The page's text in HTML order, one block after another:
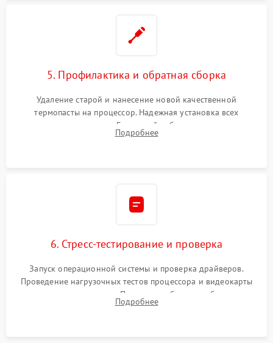
5. Профилактика и обратная сборка
Удаление старой и нанесение новой качественной
термопасты на процессор. Надежная установка всех
комплектующих в слоты. Грамотный кабель-менеджмент для
обеспечения правильной циркуляции воздуха внутри
Подробнее
6. Стресс-тестирование и проверка
Запуск операционной системы и проверка драйверов.
Проведение нагрузочных тестов процессора и видеокарты
для контроля температур. Проверка работоспособности всех
USB-портов, аудиовыходов и сетевого подключения.
Подробнее